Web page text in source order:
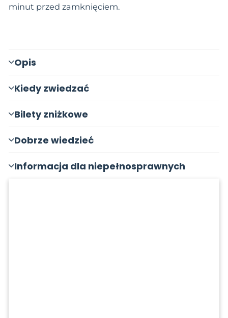
minut przed zamknięciem.
Opis
Kiedy zwiedzać
Bilety zniżkowe
Dobrze wiedzieć
Informacja dla niepełnosprawnych